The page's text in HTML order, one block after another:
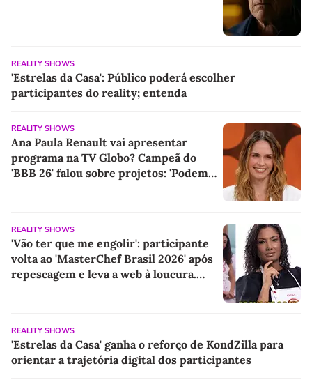
REALITY SHOWS
'Estrelas da Casa': Público poderá escolher
participantes do reality; entenda
REALITY SHOWS
Ana Paula Renault vai apresentar
programa na TV Globo? Campeã do
'BBB 26' falou sobre projetos: 'Podem
REALITY SHOWS
'Vão ter que me engolir': participante
volta ao 'MasterChef Brasil 2026' após
repescagem e leva a web à loucura.
REALITY SHOWS
'Estrelas da Casa' ganha o reforço de KondZilla para
orientar a trajetória digital dos participantes